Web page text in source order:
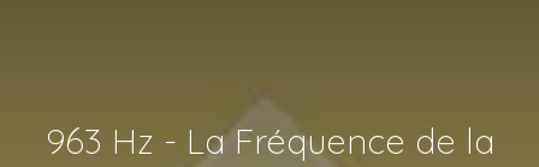
963 Hz - La Fréquence de la